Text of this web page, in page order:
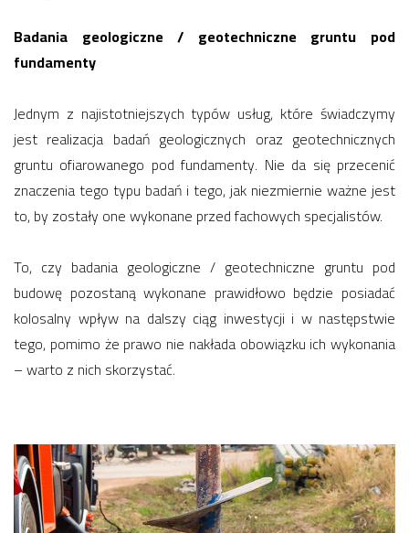
Badania geologiczne / geotechniczne gruntu pod
fundamenty
Jednym z najistotniejszych typów usług, które świadczymy
jest realizacja badań geologicznych oraz geotechnicznych
gruntu ofiarowanego pod fundamenty. Nie da się przecenić
znaczenia tego typu badań i tego, jak niezmiernie ważne jest
to, by zostały one wykonane przed fachowych specjalistów.
To, czy badania geologiczne / geotechniczne gruntu pod
budowę pozostaną wykonane prawidłowo będzie posiadać
kolosalny wpływ na dalszy ciąg inwestycji i w następstwie
tego, pomimo że prawo nie nakłada obowiązku ich wykonania
– warto z nich skorzystać.